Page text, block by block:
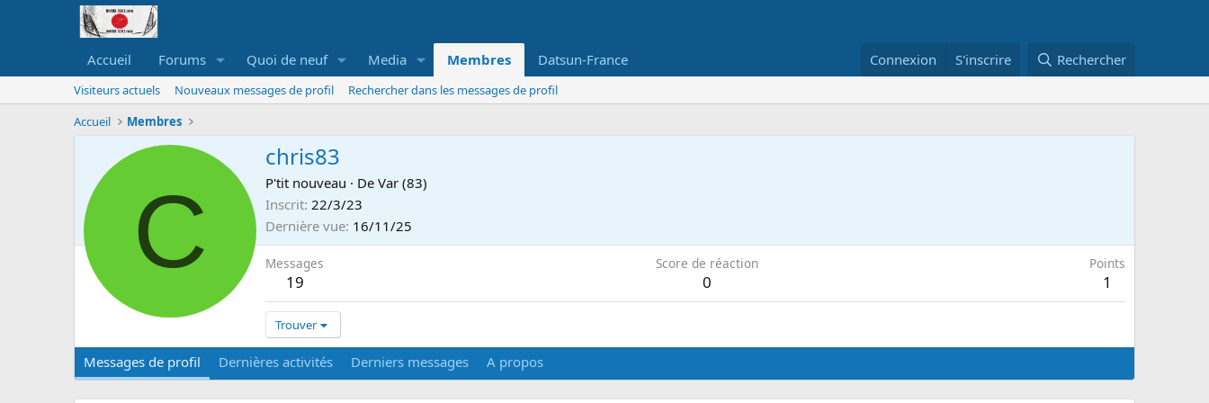
Accueil Forums Quoi de neuf Media Membres Datsun-France Connexion S'inscrire Rechercher
Visiteurs actuels Nouveaux messages de profil
Rechercher dans les messages de profil
Accueil
Membres
C
chris83
P'tit nouveau · De Var (83)
Inscrit 22/3/23
Dernière vue 16/11/25
Messages
19
Score de réaction
0
Points
1
Trouver
Messages de profil Dernières activités Derniers messages A propos